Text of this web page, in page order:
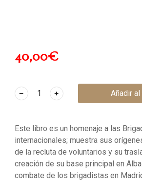
40,00€
﹣ ﹢ Añadir
Este libro es un homenaje a las
internacionales; muestra sus
de la recluta de voluntarios y su
creación de su base principal en
combate de los brigadistas en